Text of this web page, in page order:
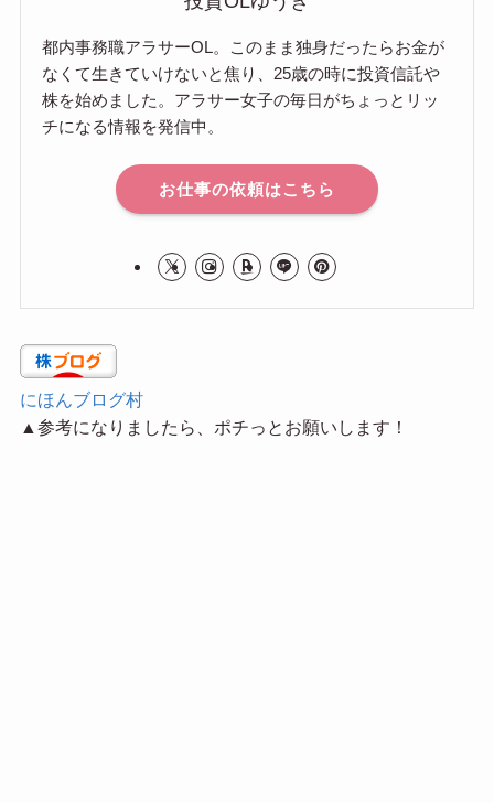
都内事務職アラサーOL。このまま独身だったらお金が
なくて生きていけないと焦り、25歳の時に投資信託や
株を始めました。アラサー女子の毎日がちょっとリッ
チになる情報を発信中。
お仕事の依頼はこちら
にほんブログ村
▲参考になりましたら、ポチっとお願いします！